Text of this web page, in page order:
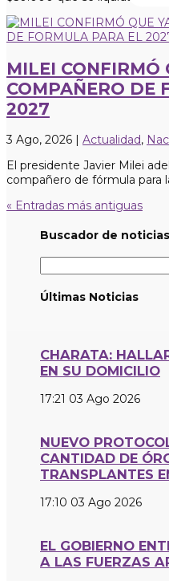
MILEI CONFIRMÓ
COMPAÑERO DE
2027
3 Ago, 2026 | Actualidad,
El presidente Javier Milei
compañero de fórmula para
« Entradas más antiguas
Buscador de noticias
Últimas Noticias
CHARATA:
EN SU DOMICILIO
17:21 03 Ago 2026
NUEVO
CANTIDAD DE
TRANSPLANTES
17:10 03 Ago 2026
EL GOBIERNO
A LAS FUERZAS